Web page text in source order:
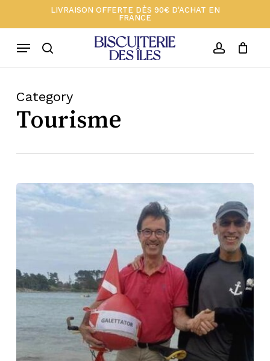
content
LIVRAISON OFFERTE DÈS 90€ D'ACHAT EN
FRANCE
search account
Menu
Votre panier 🍪 Close
Category
Tourisme
L’aventure
Le